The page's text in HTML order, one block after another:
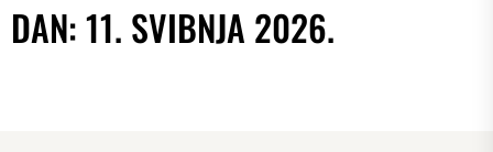
DAN:11. SVIBNJA 2026.